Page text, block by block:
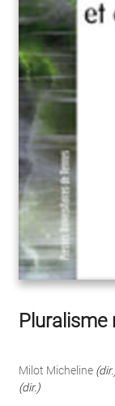
Pluralisme
Milot Micheline
(dir.)